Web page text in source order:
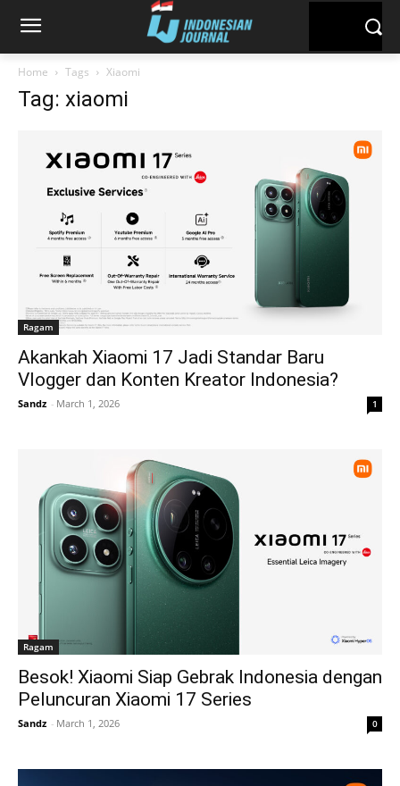
Home Tags Xiaomi
Tag: xiaomi
Ragam
Akankah Xiaomi 17 Jadi Standar Baru
Vlogger dan Konten Kreator Indonesia?
Sandz - March 1, 2026 1
Ragam
Besok! Xiaomi Siap Gebrak Indonesia dengan
Peluncuran Xiaomi 17 Series
Sandz - March 1, 2026 0